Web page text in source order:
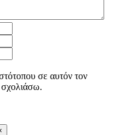
σε αυτόν τον